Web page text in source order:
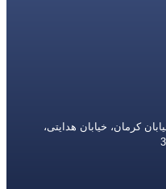
کرمان، خیابان هدایتی،